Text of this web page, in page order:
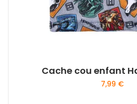
Cache cou enfant
7,99 €